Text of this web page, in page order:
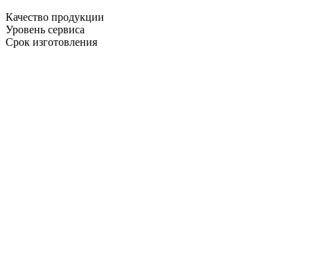
Качество продукции
Уровень сервиса
Срок изготовления